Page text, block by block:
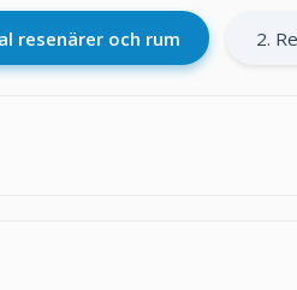
resenärer och rum 2.